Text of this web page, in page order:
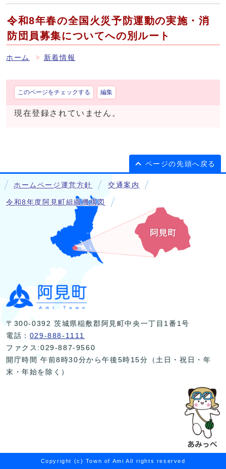
令和8年春の全国火災予防運動の実施・消
防団員募集についてへの別ルート
ホーム 新着情報
このページをチェックする 編集
現在登録されていません。
ページの先頭へ戻る
ホームページ運営方針 交通案内
令和8年度阿見町組織機構図
〒300-0392 茨城県稲敷郡阿見町中央一丁目1番1号
電話： 029-888-1111
ファクス:029-887-9560
開庁時間 午前8時30分から午後5時15分（土日・祝日・年
末・年始を除く）
Copyright (c) Town of Ami All rights reserved